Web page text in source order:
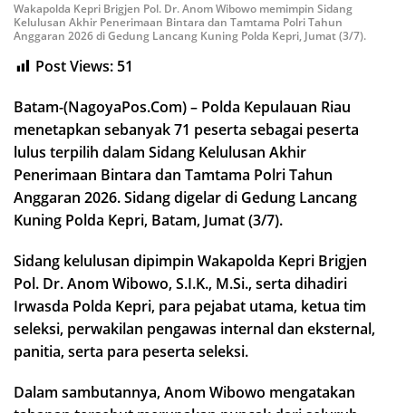
Wakapolda Kepri Brigjen Pol. Dr. Anom Wibowo memimpin Sidang
Kelulusan Akhir Penerimaan Bintara dan Tamtama Polri Tahun
Anggaran 2026 di Gedung Lancang Kuning Polda Kepri, Jumat (3/7).
Post Views: 51
Batam-(NagoyaPos.Com) – Polda Kepulauan Riau
menetapkan sebanyak 71 peserta sebagai peserta
lulus terpilih dalam Sidang Kelulusan Akhir
Penerimaan Bintara dan Tamtama Polri Tahun
Anggaran 2026. Sidang digelar di Gedung Lancang
Kuning Polda Kepri, Batam, Jumat (3/7).
Sidang kelulusan dipimpin Wakapolda Kepri Brigjen
Pol. Dr. Anom Wibowo, S.I.K., M.Si., serta dihadiri
Irwasda Polda Kepri, para pejabat utama, ketua tim
seleksi, perwakilan pengawas internal dan eksternal,
panitia, serta para peserta seleksi.
Dalam sambutannya, Anom Wibowo mengatakan